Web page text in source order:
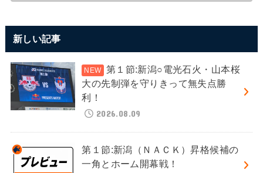
新しい記事
第１節:新潟○電光石火・山本桜
大の先制弾を守りきって無失点勝
利！
2026.08.09
第１節:新潟（ＮＡＣＫ）昇格候補の
一角とホーム開幕戦！